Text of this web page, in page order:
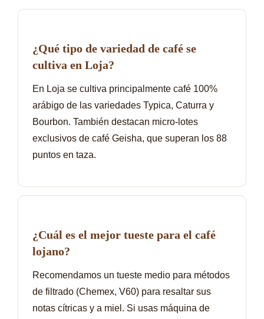
¿Qué tipo de variedad de café se
cultiva en Loja?
En Loja se cultiva principalmente café 100%
arábigo de las variedades Typica, Caturra y
Bourbon. También destacan micro-lotes
exclusivos de café Geisha, que superan los 88
puntos en taza.
¿Cuál es el mejor tueste para el café
lojano?
Recomendamos un tueste medio para métodos
de filtrado (Chemex, V60) para resaltar sus
notas cítricas y a miel. Si usas máquina de